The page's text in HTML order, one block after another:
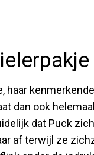
haar
dan ook
dat Puck
af terwijl ze